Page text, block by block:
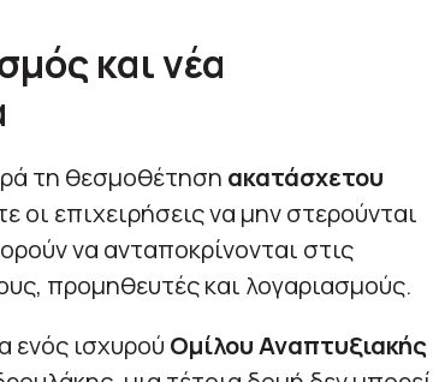
και νέα
τη θεσμοθέτηση ακατάσχετου
οι επιχειρήσεις να μην στερούνται
να ανταποκρίνονται στις
προμηθευτές και λογαριασμούς.
ενός ισχυρού Ομίλου Αναπτυξιακής